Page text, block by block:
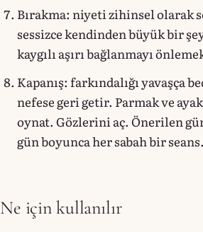
Bırakma: niyeti zihinsel olarak
sessizce kendinden büyük bir
kaygılı aşırı bağlanmayı
Kapanış: farkındalığı yavaşça
nefese geri getir. Parmak ve
oynat. Gözlerini aç. Önerilen
gün boyunca her sabah bir seans.
Ne için kullanılır